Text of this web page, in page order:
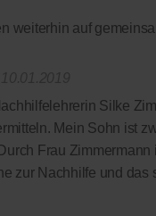
weiterhin auf
Silke
Mein Sohn ist
Frau
zur Nachhilfe und